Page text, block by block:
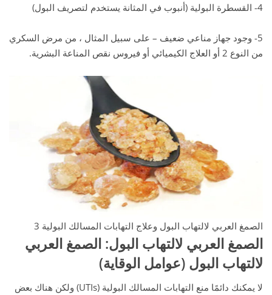
4- القسطرة البولية (أنبوب في المثانة يستخدم لتصريف البول)
5- وجود جهاز مناعي ضعيف – على سبيل المثال ، من مرض السكري
من النوع 2 أو العلاج الكيميائي أو فيروس نقص المناعة البشرية.
الصمغ العربي لالتهاب البول وعلاج التهابات المسالك البولية 3
الصمغ العربي لالتهاب البول: الصمغ العربي
لالتهاب البول (عوامل الوقاية)
لا يمكنك دائمًا منع التهابات المسالك البولية (UTIs) ولكن هناك بعض